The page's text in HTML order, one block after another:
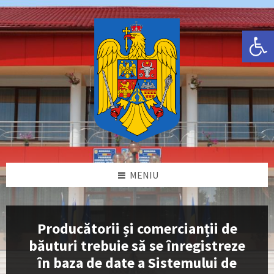
Deschide bara de unelte
Skip
to
content
Skip
to
left
sidebar
Skip
to
right
sidebar
Skip
to
footer
MENIU
Producătorii și comercianții de
băuturi trebuie să se înregistreze
în baza de date a Sistemului de